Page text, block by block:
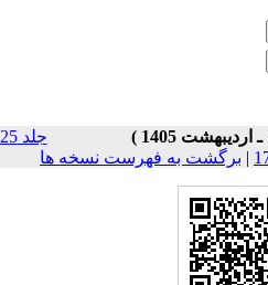
جلد 25
| برگشت به فهرست نسخه ها